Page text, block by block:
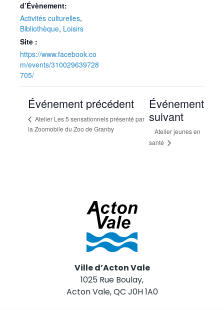
d’Évènement:
Activités culturelles,
Bibliothèque, Loisirs
Site :
https://www.facebook.co
m/events/310029639728
705/
Événement précédent
Atelier Les 5 sensationnels présenté par
la Zoomobile du Zoo de Granby
Événement
suivant
Atelier jeunes en
santé
Ville d’Acton Vale
1025 Rue Boulay,
Acton Vale, QC J0H 1A0